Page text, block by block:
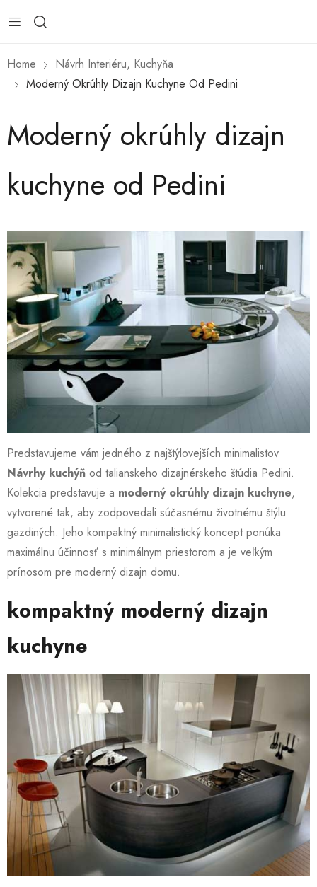
Home
Návrh Interiéru, Kuchyňa
Moderný Okrúhly Dizajn Kuchyne Od Pedini
Moderný okrúhly dizajn
kuchyne od Pedini
Predstavujeme vám jedného z najštýlovejších minimalistov
Návrhy kuchýň od talianskeho dizajnérskeho štúdia Pedini.
Kolekcia predstavuje a moderný okrúhly dizajn kuchyne,
vytvorené tak, aby zodpovedali súčasnému životnému štýlu
gazdiných. Jeho kompaktný minimalistický koncept ponúka
maximálnu účinnosť s minimálnym priestorom a je veľkým
prínosom pre moderný dizajn domu.
kompaktný moderný dizajn
kuchyne